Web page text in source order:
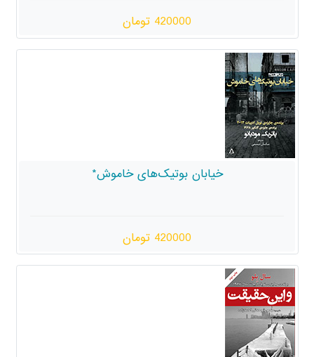
420000 تومان
خیابان بوتیک‌های خاموش*
420000 تومان